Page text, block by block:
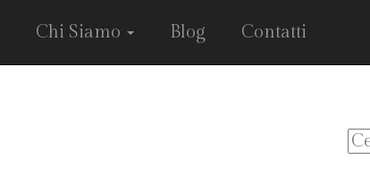
Chi Siamo Blog Contatti